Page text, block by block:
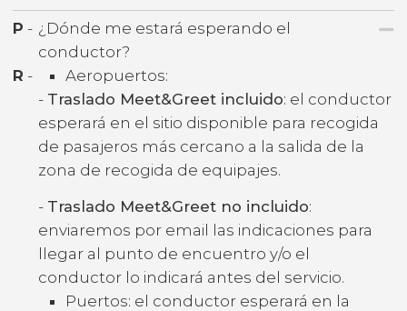
P - ¿Dónde me estará esperando el
conductor?
R -
Aeropuertos:
- Traslado Meet&Greet incluido: el conductor
esperará en el sitio disponible para recogida
de pasajeros más cercano a la salida de la
zona de recogida de equipajes.
- Traslado Meet&Greet no incluido:
enviaremos por email las indicaciones para
llegar al punto de encuentro y/o el
conductor lo indicará antes del servicio.
Puertos: el conductor esperará en la